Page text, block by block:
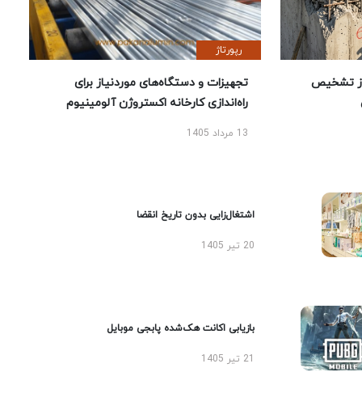
تشخیص
رپورتاژ
تجهیزات و دستگاه‌های موردنیاز برای
راه‌اندازی کارخانه اکستروژن آلومینیوم
13 مرداد 1405
اشتغال‌زایی بدون تاریخ انقضا
20 تیر 1405
بازیابی اکانت هک‌شده پابجی موبایل